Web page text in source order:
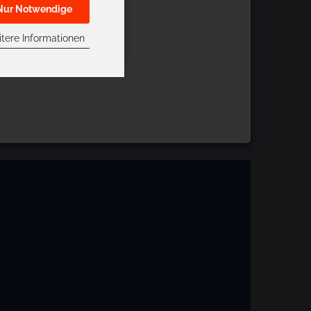
Notwendige
Informationen